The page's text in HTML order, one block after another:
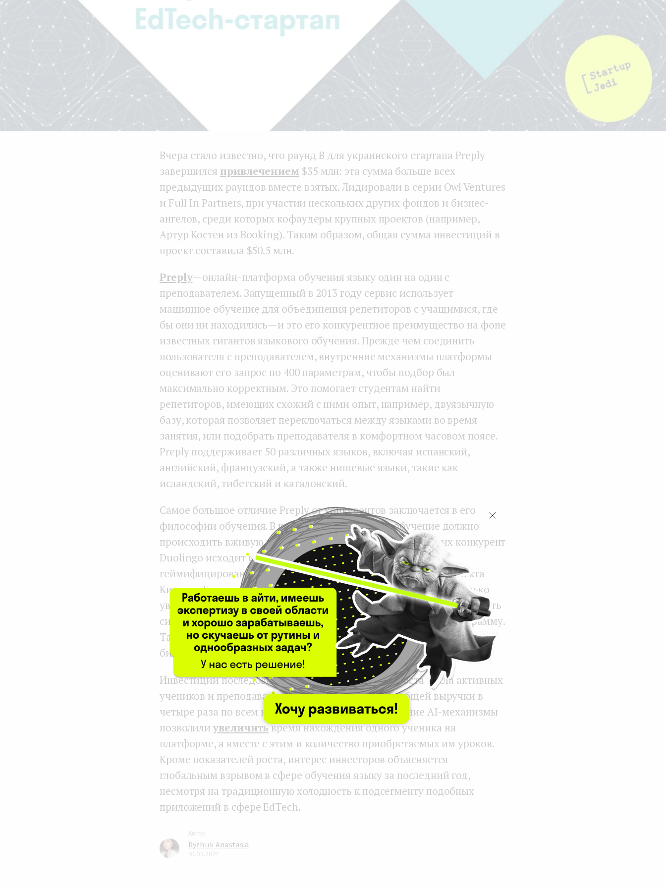
Вчера стало известно, что раунд В для украинского стартапа Preply
завершился привлечением $35 млн: эта сумма больше всех
предыдущих раундов вместе взятых. Лидировали в серии Owl Ventures
и Full In Partners, при участии нескольких других фондов и бизнес-
ангелов, среди которых кофаудеры крупных проектов (например,
Артур Костен из Booking). Таким образом, общая сумма инвестиций в
проект составила $50.5 млн.
Preply— онлайн-платформа обучения языку один на один с
преподавателем. Запущенный в 2013 году сервис использует
машинное обучение для объединения репетиторов с учащимися, где
бы они ни находились — и это его конкурентное преимущество на фоне
известных гигантов языкового обучения. Прежде чем соединить
пользователя с преподавателем, внутренние механизмы платформы
оценивают его запрос по 400 параметрам, чтобы подбор был
максимально корректным. Это помогает студентам найти
репетиторов, имеющих схожий с ними опыт, например, двуязычную
базу, которая позволяет переключаться между языками во время
занятия, или подобрать преподавателя в комфортном часовом поясе.
Preply поддерживает 50 различных языков, включая испанский,
английский, французский, а также нишевые языки, такие как
исландский, тибетский и каталонский.
Самое большое отличие Preply от конкурентов заключается в его
философии обучения. В компании считают, что обучение должно
происходить вживую и с носителем языка, в то время как их конкурент
Duolingo исходит из того, что обучение может быть
геймифицированным и самостоятельным. ПословамСЕО проекта
Кирилла Бигая, полученное финансирование позволит им не только
увеличить штат во всех подразделениях и регионах, но еще улучшить
систему поддержки и доказавшую свою ценность учебную программу.
Также онвидитбольшие перспективы для развития платформы в
бизнес-сегменте: компания уже предлагает корпоративные услуги.
Инвестиции последовали сразу после недавнего роста числа активных
учеников и преподавателей, показателейGMVи общей выручки в
четыре раза по всем направлениям. Также внутренние AI-механизмы
позволилиувеличитьвремя нахождения одного ученика на
платформе, а вместе с этим и количество приобретаемых им уроков.
Кроме показателей роста, интерес инвесторов объясняется
глобальным взрывом в сфере обучения языку за последний год,
несмотря на традиционную холодность к подсегменту подобных
приложений в сфере EdTech.
Ryzhuk Anastasia
10.03.2021